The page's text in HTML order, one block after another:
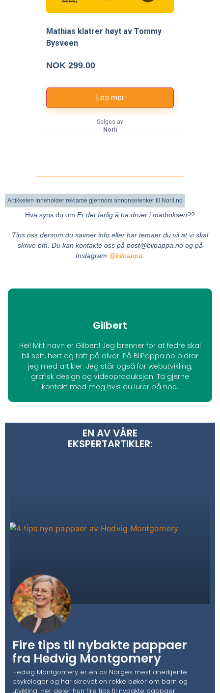
Mathias klatrer høyt av Tommy
Bysveen
NOK 299.00
Les mer
Selges av
Norli
Artikkelen inneholder reklame gjennom annonselenker til Norli.no
Hva syns du om Er det farlig å ha druer i matboksen??
Tips oss dersom du savner info eller har temaer du vil at vi skal
skrive om. Du kan kontakte oss på post@blipappa.no og på
Instagram @blipappa.
Gilbert
Hei! Mitt navn er Gilbert! Jeg brenner for at fedre skal
bli sett, hørt og tatt på alvor. På BliPappa.no bidrar
jeg med artikler. Jeg står også for webutvikling,
grafisk design og videoproduksjon. Ta gjerne
kontakt med meg hvis du lurer på noe.
EN AV VÅRE
EKSPERTARTIKLER:
Fire tips til nybakte pappaer
fra Hedvig Montgomery
Hedvig Montgomery er en av Norges mest anerkjente
psykologer og har skrevet en rekke bøker om barn og
utvikling. Her deler hun fire tips til nybakte pappaer.